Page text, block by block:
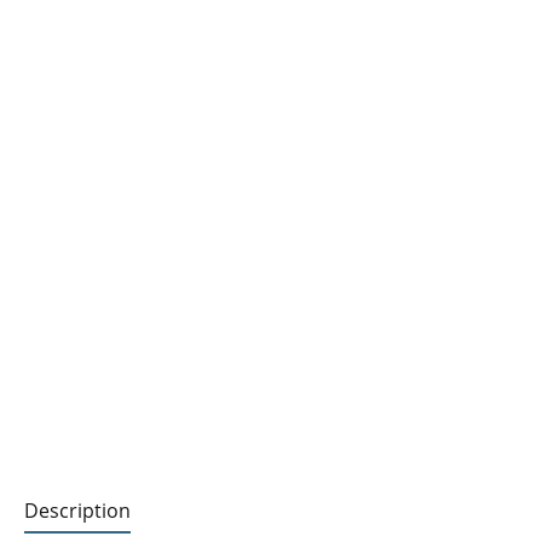
Description